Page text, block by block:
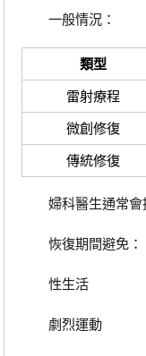
一般情況：
類型
雷射療程
微創修復
傳統修復
婦科醫生通常會
恢復期間避免：
性生活
劇烈運動